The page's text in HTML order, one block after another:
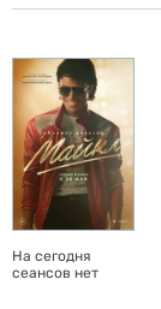
На сегодня
сеансов нет